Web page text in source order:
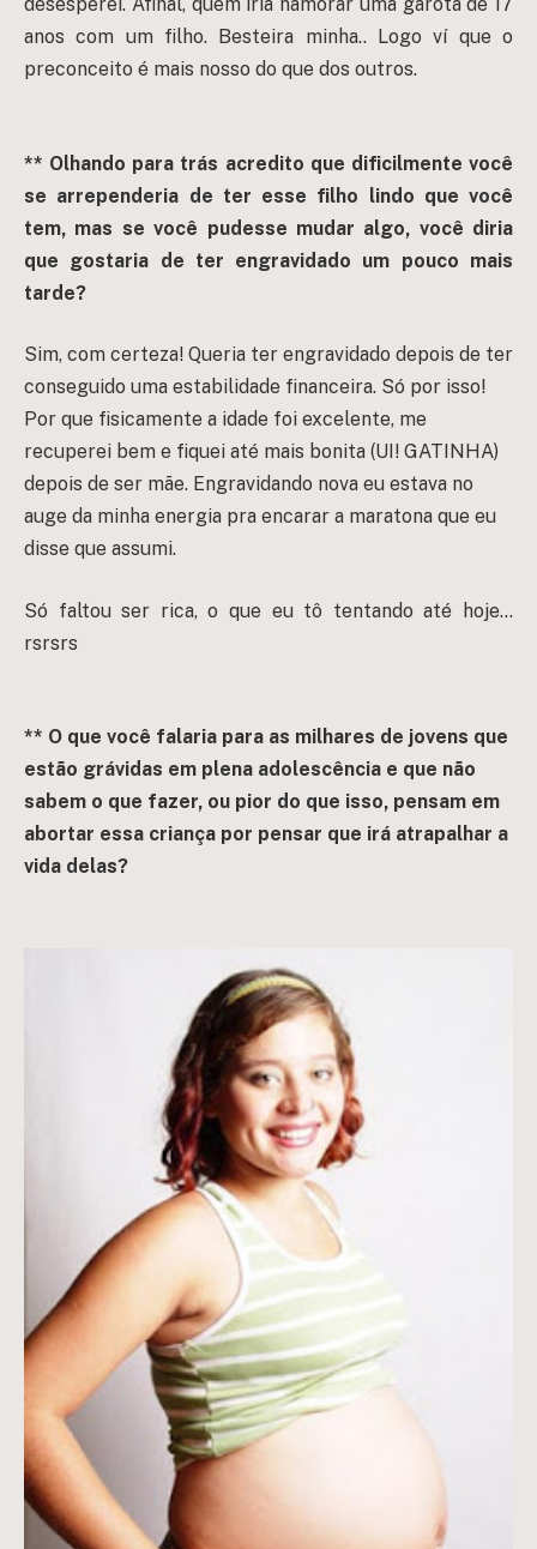
anos com um filho. Besteira minha.. Logo ví que o
preconceito é mais nosso do que dos outros.
** Olhando para trás acredito que dificilmente você
se arrependeria de ter esse filho lindo que você
tem, mas se você pudesse mudar algo, você diria
que gostaria de ter engravidado um pouco mais
tarde?
Sim, com certeza! Queria ter engravidado depois de ter
conseguido uma estabilidade financeira. Só por isso!
Por que fisicamente a idade foi excelente, me
recuperei bem e fiquei até mais bonita (UI! GATINHA)
depois de ser mãe. Engravidando nova eu estava no
auge da minha energia pra encarar a maratona que eu
disse que assumi.
Só faltou ser rica, o que eu tô tentando até hoje…
rsrsrs
** O que você falaria para as milhares de jovens que
estão grávidas em plena adolescência e que não
sabem o que fazer, ou pior do que isso, pensam em
abortar essa criança por pensar que irá atrapalhar a
vida delas?